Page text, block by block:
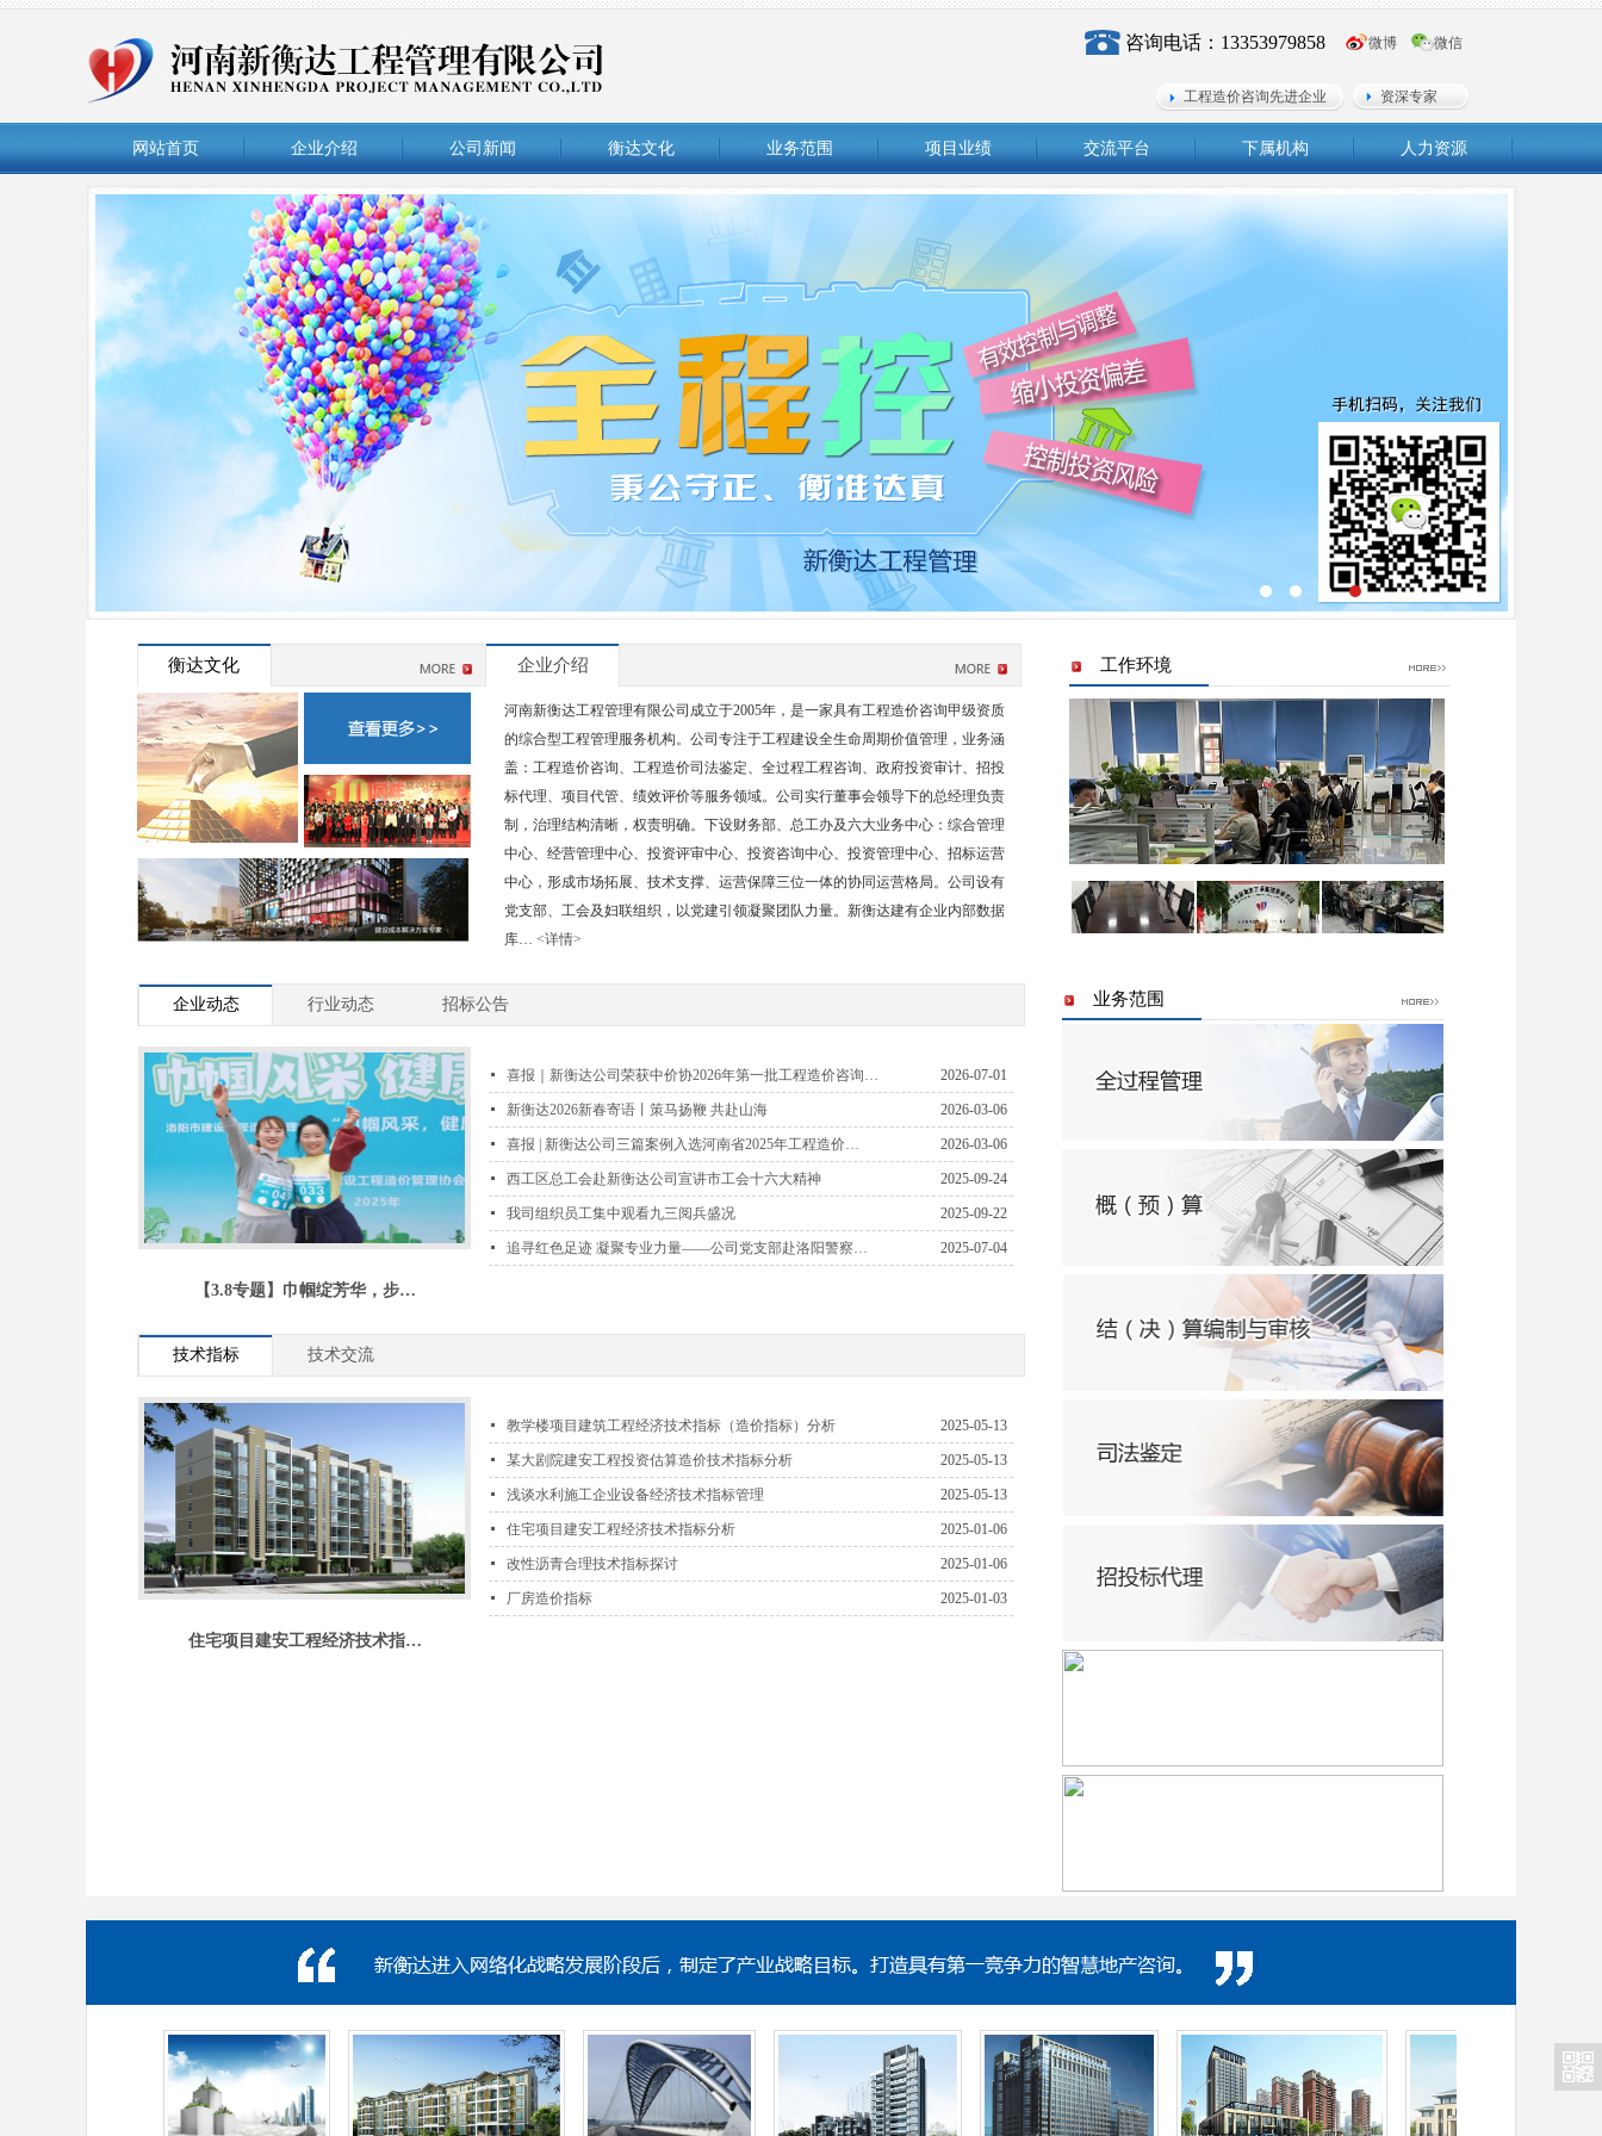
咨询电话：13353979858 微博 微信
工程造价咨询先进企业 资深专家
网站首页 企业介绍 公司新闻 衡达文化 业务范围 项目业绩 交流平台 下属机构 人力资源
衡达文化 企业介绍
河南新衡达工程管理有限公司成立于2005年，是一家具有工程造价咨询甲级资质
的综合型工程管理服务机构。公司专注于工程建设全生命周期价值管理，业务涵
盖：工程造价咨询、工程造价司法鉴定、全过程工程咨询、政府投资审计、招投
标代理、项目代管、绩效评价等服务领域。公司实行董事会领导下的总经理负责
制，治理结构清晰，权责明确。下设财务部、总工办及六大业务中心：综合管理
中心、经营管理中心、投资评审中心、投资咨询中心、投资管理中心、招标运营
中心，形成市场拓展、技术支撑、运营保障三位一体的协同运营格局。公司设有
党支部、工会及妇联组织，以党建引领凝聚团队力量。新衡达建有企业内部数据
库… <详情>
工作环境
企业动态 行业动态 招标公告
【3.8专题】巾帼绽芳华，步…
2026-07-01
喜报｜新衡达公司荣获中价协2026年第一批工程造价咨询…
2026-03-06
新衡达2026新春寄语丨策马扬鞭 共赴山海
2026-03-06
喜报 | 新衡达公司三篇案例入选河南省2025年工程造价…
2025-09-24
西工区总工会赴新衡达公司宣讲市工会十六大精神
2025-09-22
我司组织员工集中观看九三阅兵盛况
2025-07-04
追寻红色足迹 凝聚专业力量——公司党支部赴洛阳警察…
技术指标 技术交流
住宅项目建安工程经济技术指…
2025-05-13
教学楼项目建筑工程经济技术指标（造价指标）分析
2025-05-13
某大剧院建安工程投资估算造价技术指标分析
2025-05-13
浅谈水利施工企业设备经济技术指标管理
2025-01-06
住宅项目建安工程经济技术指标分析
2025-01-06
改性沥青合理技术指标探讨
2025-01-03
厂房造价指标
业务范围